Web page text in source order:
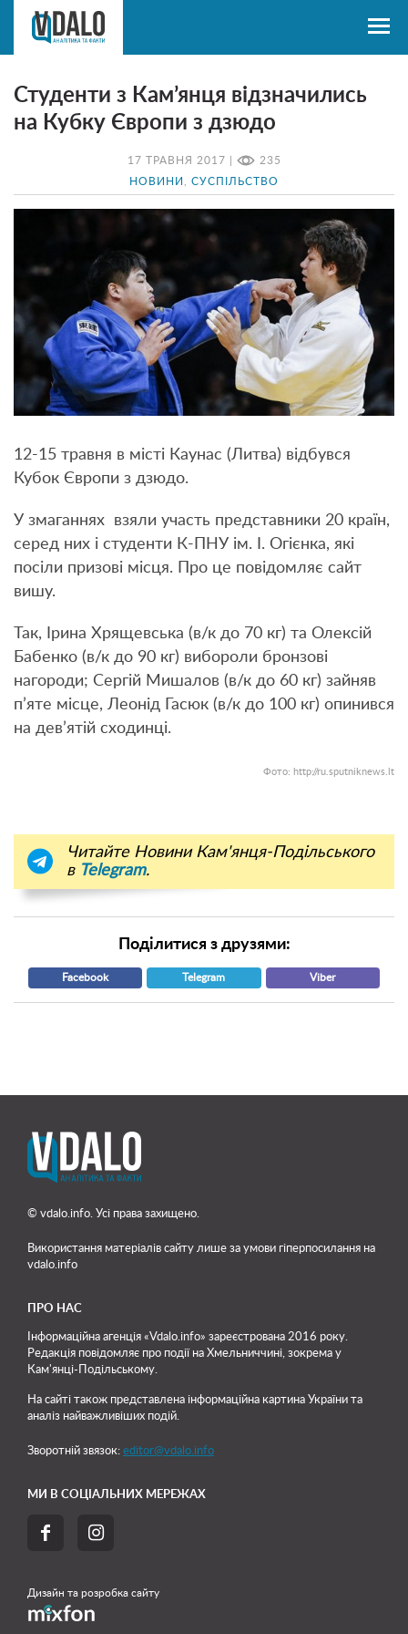
17 ТРАВНЯ 2017 | 235
НОВИНИ СУСПІЛЬСТВО
Студенти з Кам’янця відзначились
на Кубку Європи з дзюдо
12-15 травня в місті Каунас (Литва) відбувся
Кубок Європи з дзюдо.
У змаганнях взяли участь представники 20 країн,
серед них і студенти К-ПНУ ім. І. Огієнка, які
посіли призові місця. Про це повідомляє сайт
вишу.
Так, Ірина Хрящевська (в/к до 70 кг) та Олексій
Бабенко (в/к до 90 кг) вибороли бронзові
нагороди; Сергій Мишалов (в/к до 60 кг) зайняв
п’яте місце, Леонід Гасюк (в/к до 100 кг) опинився
на дев’ятій сходинці.
Фото: http://ru.sputniknews.lt
Читайте Новини Кам'янця-Подільського
в Telegram.
Поділитися з друзями:
Facebook Telegram Viber
© vdalo.info. Усі права захищено.
Використання матеріалів сайту лише за умови гіперпосилання на
vdalo.info
ПРО НАС
Інформаційна агенція «Vdalo.info» зареєстрована 2016 року.
Редакція повідомляє про події на Хмельниччині, зокрема у
Кам'янці-Подільському.
На сайті також представлена інформаційна картина України та
аналіз найважливіших подій.
Зворотній звязок: editor@vdalo.info
МИ В СОЦІАЛЬНИХ МЕРЕЖАХ
 
Дизайн та розробка сайту